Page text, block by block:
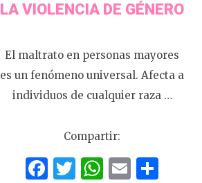
LA VIOLENCIA DE GÉNERO
El maltrato en personas mayores
es un fenómeno universal. Afecta a
individuos de cualquier raza …
Compartir:
Facebook
Twitter
WhatsApp
Email